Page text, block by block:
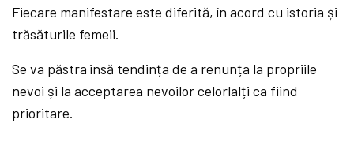
Fiecare manifestare este diferită, în acord cu istoria și
trăsăturile femeii.
Se va păstra însă tendința de a renunța la propriile
nevoi și la acceptarea nevoilor celorlalți ca fiind
prioritare.